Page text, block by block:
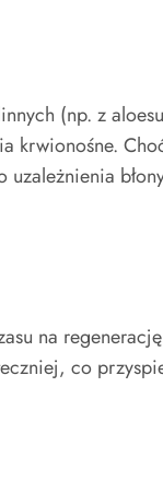
(np. z
krwionośne.
uzależnienia
na
co